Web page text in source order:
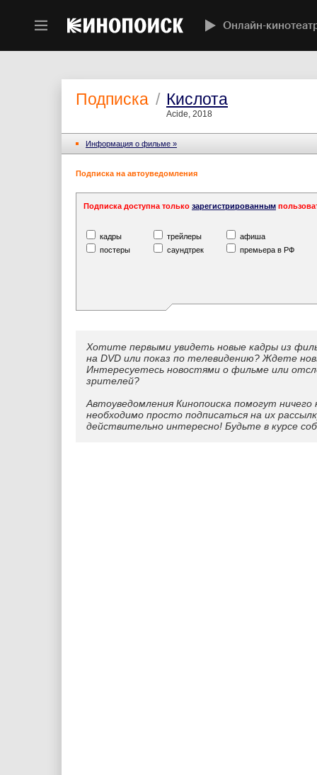
Онлайн-
Подписка / Кислота
Acide, 2018
Информация o фильме »
Подписка на автоуведомления
Подписка доступна только зарегистрированным
кадры трейлеры
афиша
постеры
саундтрек премьера в РФ
Хотите первыми увидеть новые кадры из
на DVD или показ по телевидению? Ждете
Интересуетесь новостями о фильме или
зрителей?
Автоуведомления Кинопоиска помогут
необходимо просто подписаться на их
действительно интересно! Будьте в курсе